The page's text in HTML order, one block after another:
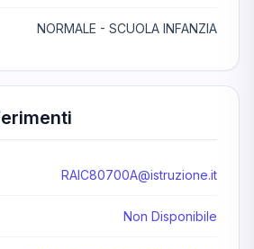
NORMALE - SCUOLA INFANZIA
RAIC80700A@istruzione.it
Non Disponibile